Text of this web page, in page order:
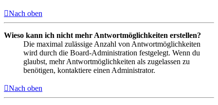
Nach oben
Wieso kann ich nicht mehr Antwortmöglichkeiten erstellen?
Die maximal zulässige Anzahl von Antwortmöglichkeiten
wird durch die Board-Administration festgelegt. Wenn du
glaubst, mehr Antwortmöglichkeiten als zugelassen zu
benötigen, kontaktiere einen Administrator.
Nach oben